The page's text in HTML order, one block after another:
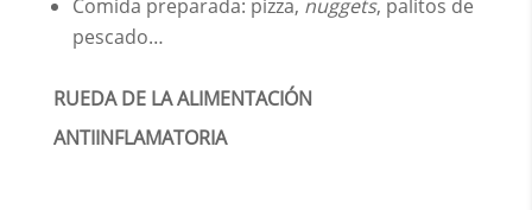
Comida preparada: pizza, nuggets, palitos de
pescado…
RUEDA DE LA ALIMENTACIÓN
ANTIINFLAMATORIA